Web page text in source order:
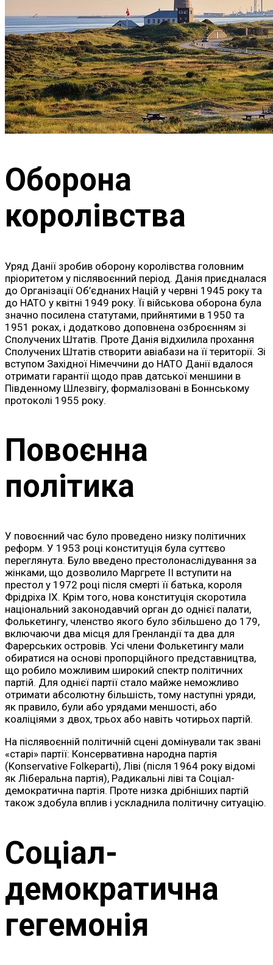
Оборона
королівства
Уряд Данії зробив оборону королівства головним
пріоритетом у післявоєнний період. Данія приєдналася
до Організації Об’єднаних Націй у червні 1945 року та
до НАТО у квітні 1949 року. Її військова оборона була
значно посилена статутами, прийнятими в 1950 та
1951 роках, і додатково доповнена озброєнням зі
Сполучених Штатів. Проте Данія відхилила прохання
Сполучених Штатів створити авіабази на її території. Зі
вступом Західної Німеччини до НАТО Данії вдалося
отримати гарантії щодо прав датської меншини в
Південному Шлезвігу, формалізовані в Боннському
протоколі 1955 року.
Повоєнна
політика
У повоєнний час було проведено низку політичних
реформ. У 1953 році конституція була суттєво
переглянута. Було введено престолонаслідування за
жінками, що дозволило Маргрете II вступити на
престол у 1972 році після смерті її батька, короля
Фрідріха IX. Крім того, нова конституція скоротила
національний законодавчий орган до однієї палати,
Фолькетингу, членство якого було збільшено до 179,
включаючи два місця для Гренландії та два для
Фарерських островів. Усі члени Фолькетингу мали
обиратися на основі пропорційного представництва,
що робило можливим широкий спектр політичних
партій. Для однієї партії стало майже неможливо
отримати абсолютну більшість, тому наступні уряди,
як правило, були або урядами меншості, або
коаліціями з двох, трьох або навіть чотирьох партій.
На післявоєнній політичній сцені домінували так звані
«старі» партії: Консервативна народна партія
(Konservative Folkeparti), Ліві (після 1964 року відомі
як Ліберальна партія), Радикальні ліві та Соціал-
демократична партія. Проте низка дрібніших партій
також здобула вплив і ускладнила політичну ситуацію.
Соціал-
демократична
гегемонія